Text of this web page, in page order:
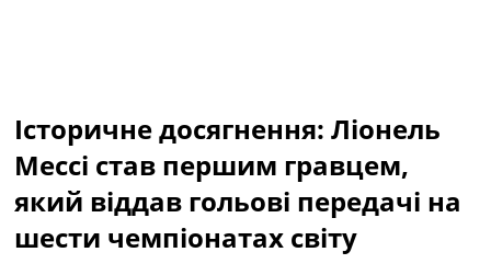
Ліга Чемпіонів
Англія. Прем’єр-Ліга
Іспанія. Ла Ліга
Ще Турніри >>>
Таблиці
Чемпіонат Світу. Турнирні таблиці
Історичне досягнення: Ліонель
Мессі став першим гравцем,
який віддав гольові передачі на
шести чемпіонатах світу